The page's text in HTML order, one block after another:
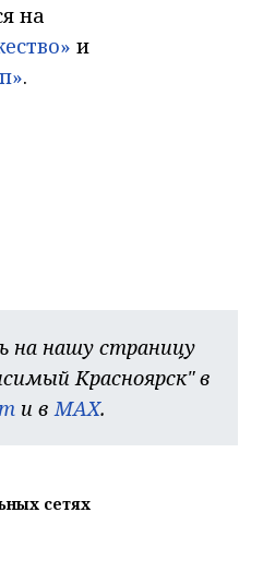
на
и
.
на нашу страницу
Красноярск" в
и вMAX.
сетях